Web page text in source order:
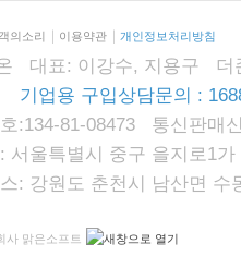
의소리 이용약관 개인정보처리방침
대표: 이강수, 지용구 더
기업용 구입상담문의 :
:134-81-08473 통신판매
서울특별시 중구 을지로1
: 강원도 춘천시 남산면
사 맑은소프트